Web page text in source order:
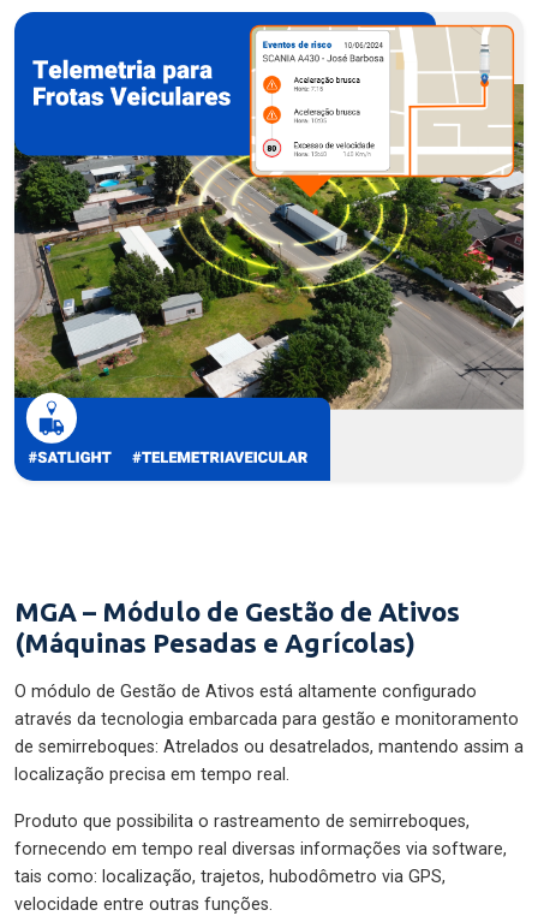
MGA – Módulo de Gestão de Ativos
(Máquinas Pesadas e Agrícolas)
O módulo de Gestão de Ativos está altamente configurado
através da tecnologia embarcada para gestão e monitoramento
de semirreboques: Atrelados ou desatrelados, mantendo assim a
localização precisa em tempo real.
Produto que possibilita o rastreamento de semirreboques,
fornecendo em tempo real diversas informações via software,
tais como: localização, trajetos, hubodômetro via GPS,
velocidade entre outras funções.